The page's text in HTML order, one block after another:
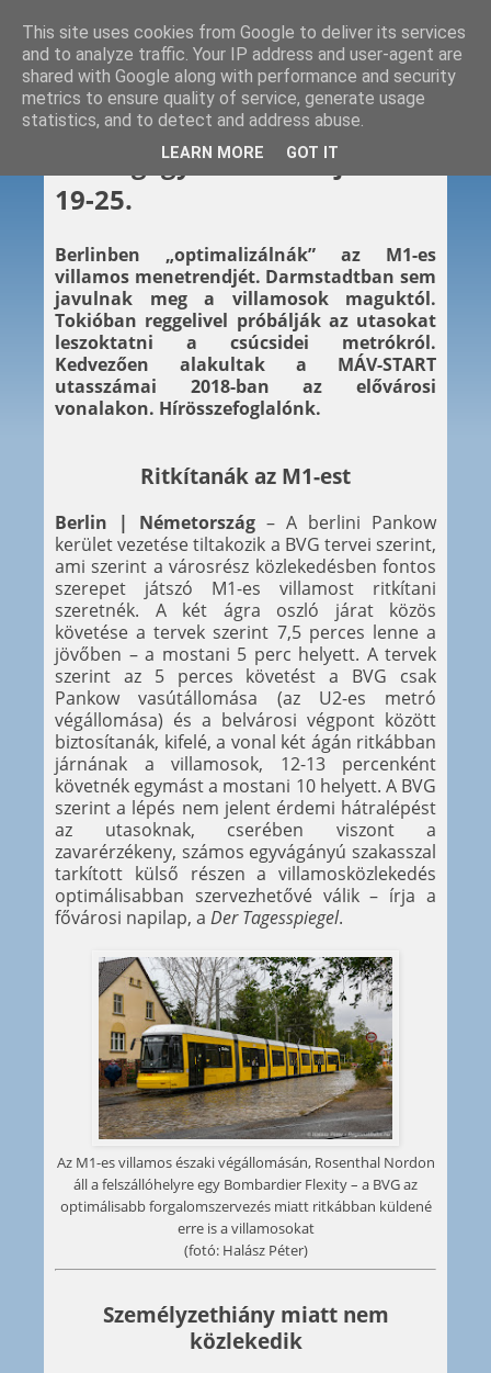
2019. 01. 25.
Hétvégi gyors – 2019. január
19-25.
Berlinben „optimalizálnák” az M1-es
villamos menetrendjét. Darmstadtban sem
javulnak meg a villamosok maguktól.
Tokióban reggelivel próbálják az utasokat
leszoktatni a csúcsidei metrókról.
Kedvezően alakultak a MÁV-START
utasszámai 2018-ban az elővárosi
vonalakon. Hírösszefoglalónk.
Ritkítanák az M1-est
Berlin | Németország – A berlini Pankow
kerület vezetése tiltakozik a BVG tervei szerint,
ami szerint a városrész közlekedésben fontos
szerepet játszó M1-es villamost ritkítani
szeretnék. A két ágra oszló járat közös
követése a tervek szerint 7,5 perces lenne a
jövőben – a mostani 5 perc helyett. A tervek
szerint az 5 perces követést a BVG csak
Pankow vasútállomása (az U2-es metró
végállomása) és a belvárosi végpont között
biztosítanák, kifelé, a vonal két ágán ritkábban
járnának a villamosok, 12-13 percenként
követnék egymást a mostani 10 helyett. A BVG
szerint a lépés nem jelent érdemi hátralépést
az utasoknak, cserében viszont a
zavarérzékeny, számos egyvágányú szakasszal
tarkított külső részen a villamosközlekedés
optimálisabban szervezhetővé válik – írja a
fővárosi napilap, a Der Tagesspiegel.
Az M1-es villamos északi végállomásán, Rosenthal Nordon
áll a felszállóhelyre egy Bombardier Flexity – a BVG az
optimálisabb forgalomszervezés miatt ritkábban küldené
erre is a villamosokat
(fotó: Halász Péter)
Személyzethiány miatt nem
közlekedik
This site uses cookies from Google to deliver its services
and to analyze traffic. Your IP address and user-agent are
shared with Google along with performance and security
metrics to ensure quality of service, generate usage
statistics, and to detect and address abuse.
LEARN MORE GOT IT